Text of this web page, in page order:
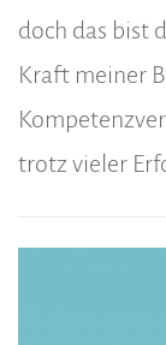
doch das bist
Kraft meiner
trotz vieler